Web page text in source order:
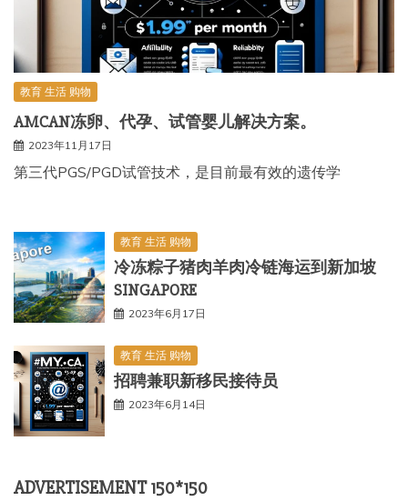
教育 生活 购物
AMCAN冻卵、代孕、试管婴儿解决方案。
2023年11月17日
第三代PGS/PGD试管技术，是目前最有效的遗传学
教育 生活 购物
冷冻粽子猪肉羊肉冷链海运到新加坡
SINGAPORE
2023年6月17日
教育 生活 购物
招聘兼职新移民接待员
2023年6月14日
ADVERTISEMENT 150*150